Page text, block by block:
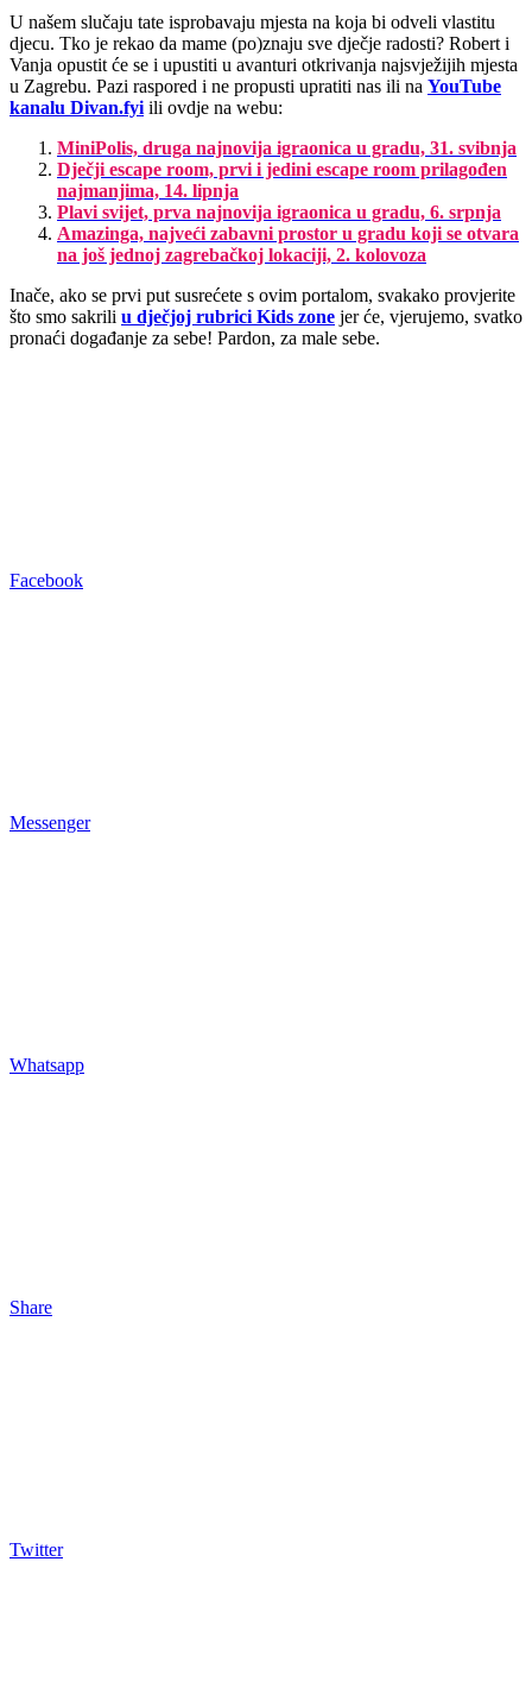
U našem slučaju tate isprobavaju mjesta na koja bi odveli vlastitu
djecu. Tko je rekao da mame (po)znaju sve dječje radosti? Robert i
Vanja opustit će se i upustiti u avanturi otkrivanja najsvježijih mjesta
u Zagrebu. Pazi raspored i ne propusti upratiti nas ili na YouTube
kanalu Divan.fyi ili ovdje na webu:
MiniPolis, druga najnovija igraonica u gradu, 31. svibnja
Dječji escape room, prvi i jedini escape room prilagođen
najmanjima, 14. lipnja
Plavi svijet, prva najnovija igraonica u gradu, 6. srpnja
Amazinga, najveći zabavni prostor u gradu koji se otvara
na još jednoj zagrebačkoj lokaciji, 2. kolovoza
Inače, ako se prvi put susrećete s ovim portalom, svakako provjerite
što smo sakrili u dječjoj rubrici Kids zone jer će, vjerujemo, svatko
pronaći događanje za sebe! Pardon, za male sebe.
Facebook
Messenger
Whatsapp
Share
Twitter